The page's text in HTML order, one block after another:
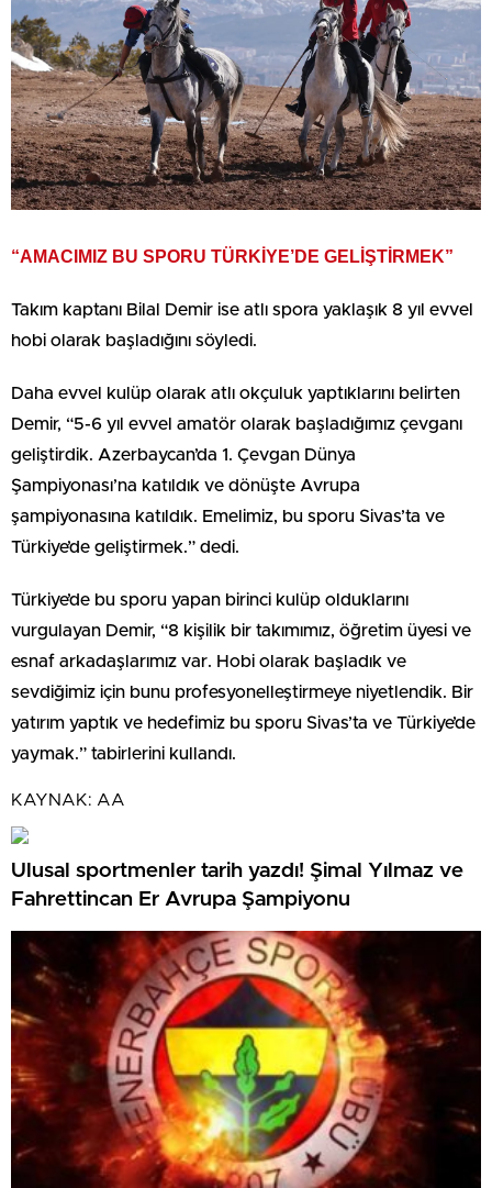
“AMACIMIZ BU SPORU TÜRKİYE’DE GELİŞTİRMEK”
Takım kaptanı Bilal Demir ise atlı spora yaklaşık 8 yıl evvel
hobi olarak başladığını söyledi.
Daha evvel kulüp olarak atlı okçuluk yaptıklarını belirten
Demir, “5-6 yıl evvel amatör olarak başladığımız çevganı
geliştirdik. Azerbaycan’da 1. Çevgan Dünya
Şampiyonası’na katıldık ve dönüşte Avrupa
şampiyonasına katıldık. Emelimiz, bu sporu Sivas’ta ve
Türkiye’de geliştirmek.” dedi.
Türkiye’de bu sporu yapan birinci kulüp olduklarını
vurgulayan Demir, “8 kişilik bir takımımız, öğretim üyesi ve
esnaf arkadaşlarımız var. Hobi olarak başladık ve
sevdiğimiz için bunu profesyonelleştirmeye niyetlendik. Bir
yatırım yaptık ve hedefimiz bu sporu Sivas’ta ve Türkiye’de
yaymak.” tabirlerini kullandı.
KAYNAK: AA
Ulusal sportmenler tarih yazdı! Şimal Yılmaz ve
Fahrettincan Er Avrupa Şampiyonu